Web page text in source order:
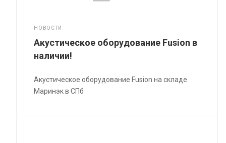
НОВОСТИ
Акустическое оборудование Fusion в
наличии!
Акустическое оборудование Fusion на складе
Маринэк в СПб